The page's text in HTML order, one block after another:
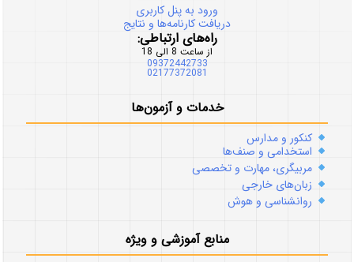
ورود به پنل کاربری
دریافت کارنامه‌ها و نتایج
راه‌های ارتباطی:
از ساعت 8 الی 18
09372442733
02177372081
خدمات و آزمون‌ها
کنکور و مدارس
استخدامی و صنف‌ها
مربیگری، مهارت و تخصصی
زبان‌های خارجی
روانشناسی و هوش
منابع آموزشی و ویژه